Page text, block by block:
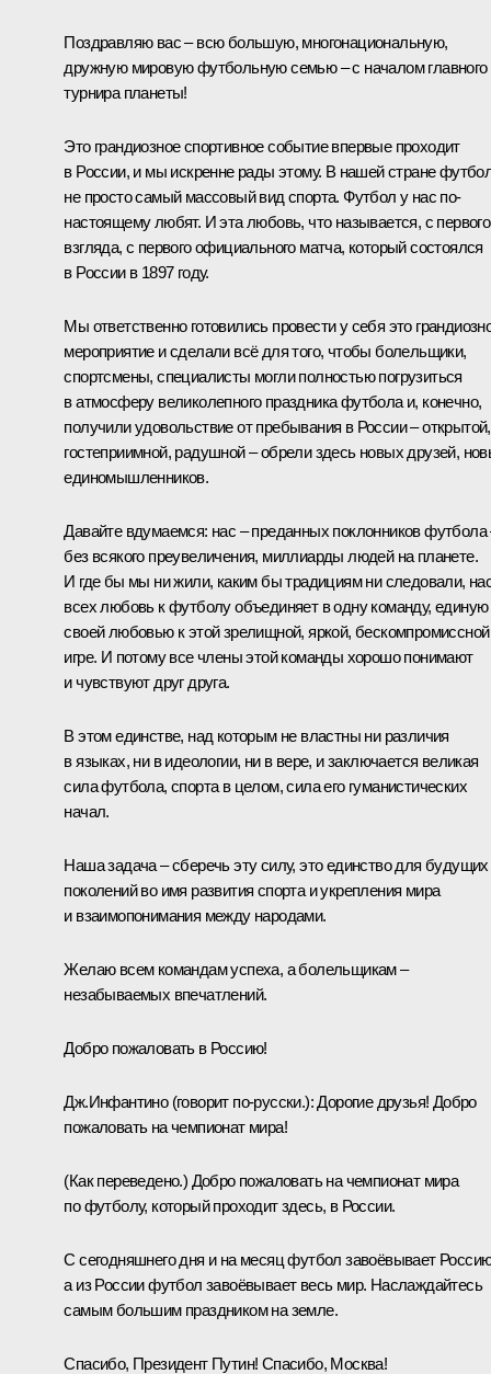
Поздравляю вас – всю большую, многонациональную,
дружную мировую футбольную семью – с началом главного
турнира планеты!
Это грандиозное спортивное событие впервые проходит
в России, и мы искренне рады этому. В нашей стране
не просто самый массовый вид спорта. Футбол у нас по-
настоящему любят. И эта любовь, что называется, с первого
взгляда, с первого официального матча, который состоялся
в России в 1897 году.
Мы ответственно готовились провести у себя это
мероприятие и сделали всё для того, чтобы болельщики,
спортсмены, специалисты могли полностью погрузиться
в атмосферу великолепного праздника футбола и, конечно,
получили удовольствие от пребывания в России – открытой,
гостеприимной, радушной – обрели здесь новых друзей,
единомышленников.
Давайте вдумаемся: нас – преданных поклонников футбола
без всякого преувеличения, миллиарды людей на планете.
И где бы мы ни жили, каким бы традициям ни следовали,
всех любовь к футболу объединяет в одну команду, единую
своей любовью к этой зрелищной, яркой, бескомпромиссной
игре. И потому все члены этой команды хорошо понимают
и чувствуют друг друга.
В этом единстве, над которым не властны ни различия
в языках, ни в идеологии, ни в вере, и заключается великая
сила футбола, спорта в целом, сила его гуманистических
начал.
Наша задача – сберечь эту силу, это единство для будущих
поколений во имя развития спорта и укрепления мира
и взаимопонимания между народами.
Желаю всем командам успеха, а болельщикам –
незабываемых впечатлений.
Добро пожаловать в Россию!
Дж.Инфантино (говорит по-русски.):Дорогие друзья! Добро
пожаловать на чемпионат мира!
(Как переведено.) Добро пожаловать на чемпионат мира
по футболу, который проходит здесь, в России.
С сегодняшнего дня и на месяц футбол завоёвывает
а из России футбол завоёвывает весь мир. Наслаждайтесь
самым большим праздником на земле.
Спасибо, Президент Путин! Спасибо, Москва!